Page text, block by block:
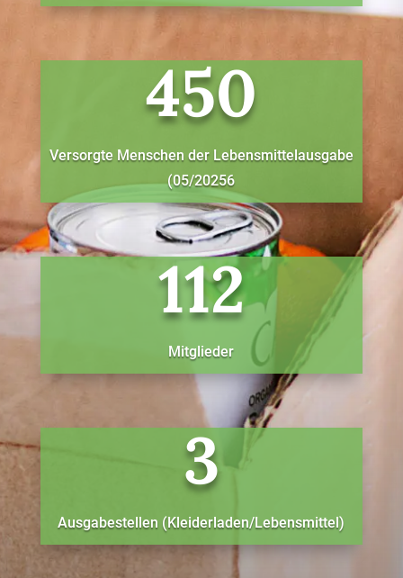
450
Versorgte Menschen der Lebensmittelausgabe
(05/20256
112
Mitglieder
3
Ausgabestellen (Kleiderladen/Lebensmittel)